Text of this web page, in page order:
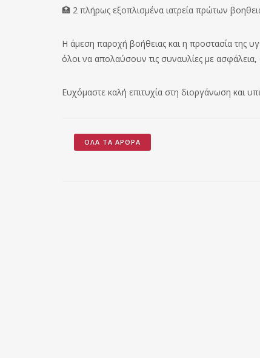
🏥 2 πλήρως εξοπλισμένα ιατρεία πρώτων
Η άμεση παροχή βοήθειας και η προστασία της
όλοι να απολαύσουν τις συναυλίες με ασφάλεια,
Ευχόμαστε καλή επιτυχία στη διοργάνωση και
ΌΛΑ ΤΑ ΆΡΘΡΑ